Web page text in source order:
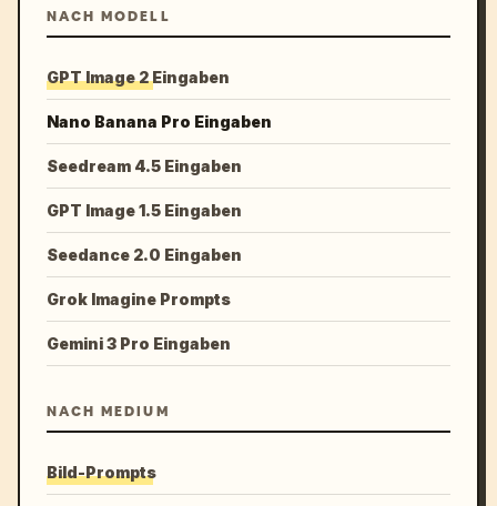
NACH MODELL
GPT Image 2 Eingaben
Nano Banana Pro Eingaben
Seedream 4.5 Eingaben
GPT Image 1.5 Eingaben
Seedance 2.0 Eingaben
Grok Imagine Prompts
Gemini 3 Pro Eingaben
NACH MEDIUM
Bild-Prompts